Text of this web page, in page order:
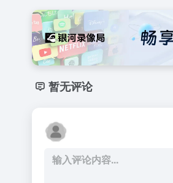
暂无评论